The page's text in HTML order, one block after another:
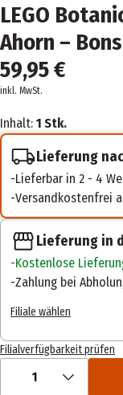
LEGO
Ahorn –
59,95 €
inkl. MwSt.
Inhalt: 1 Stk.
Lieferung
Lieferbar in 2 - 4
Versandkostenfrei
Lieferung in
Kostenlose
Zahlung bei
Filiale wählen
Filialverfügbarkeit prüfen
1